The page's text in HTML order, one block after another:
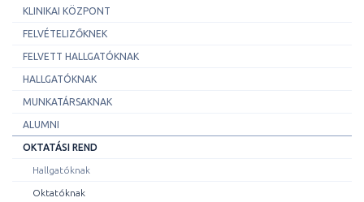
KLINIKAI KÖZPONT
FELVÉTELIZŐKNEK
FELVETT HALLGATÓKNAK
HALLGATÓKNAK
MUNKATÁRSAKNAK
ALUMNI
OKTATÁSI REND
Hallgatóknak
Oktatóknak